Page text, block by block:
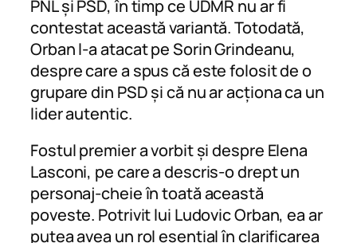
PNL și PSD, în timp ce UDMR nu ar fi
contestat această variantă. Totodată,
Orban l-a atacat pe Sorin Grindeanu,
despre care a spus că este folosit de o
grupare din PSD și că nu ar acționa ca un
lider autentic.
Fostul premier a vorbit și despre Elena
Lasconi, pe care a descris-o drept un
personaj-cheie în toată această
poveste. Potrivit lui Ludovic Orban, ea ar
putea avea un rol esențial în clarificarea